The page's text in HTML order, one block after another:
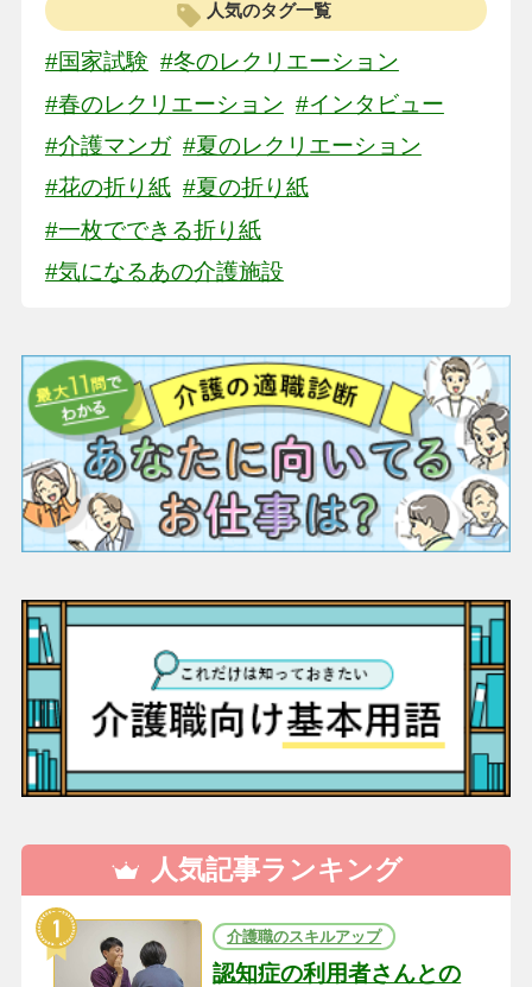
人気のタグ一覧
#国家試験 #冬のレクリエーション
#春のレクリエーション #インタビュー
#介護マンガ #夏のレクリエーション
#花の折り紙 #夏の折り紙
#一枚でできる折り紙
#気になるあの介護施設
人気記事ランキング
介護職のスキルアップ
認知症の利用者さんとの